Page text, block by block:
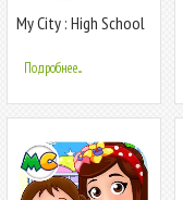
My City : High School
Подробнее...